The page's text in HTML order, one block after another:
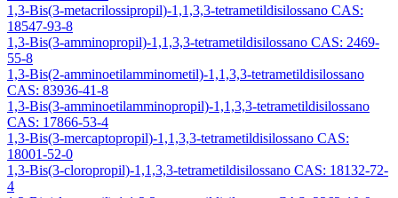
1,3-Bis(3-metacrilossipropil)-1,1,3,3-tetrametildisilossano CAS:
18547-93-8
1,3-Bis(3-amminopropil)-1,1,3,3-tetrametildisilossano CAS: 2469-
55-8
1,3-Bis(2-amminoetilamminometil)-1,1,3,3-tetrametildisilossano
CAS: 83936-41-8
1,3-Bis(3-amminoetilamminopropil)-1,1,3,3-tetrametildisilossano
CAS: 17866-53-4
1,3-Bis(3-mercaptopropil)-1,1,3,3-tetrametildisilossano CAS:
18001-52-0
1,3-Bis(3-cloropropil)-1,1,3,3-tetrametildisilossano CAS: 18132-72-
4